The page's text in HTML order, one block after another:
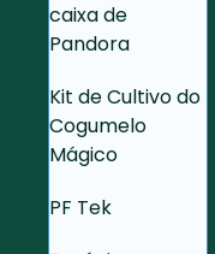
caixa de
Pandora
Kit de Cultivo do
Cogumelo
Mágico
PF Tek